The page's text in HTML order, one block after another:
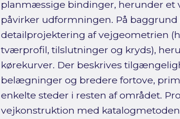
planmæssige bindinger, herunder et
påvirker udformningen. På
detailprojektering af vejgeometrien
tværprofil, tilslutninger og kryds),
kørekurver. Der beskrives
belægninger og bredere fortove,
enkelte steder i resten af området.
vejkonstruktion med